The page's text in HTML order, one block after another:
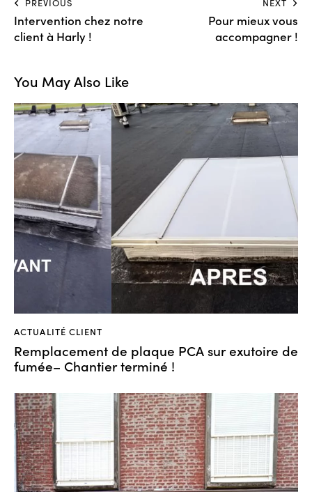
PREVIOUS
Intervention chez notre
client à Harly !
NEXT
Pour mieux vous
accompagner !
You May Also Like
ACTUALITÉ CLIENT
Remplacement de plaque PCA sur exutoire de
fumée– Chantier terminé !